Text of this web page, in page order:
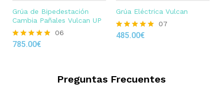
Grúa de Bipedestación
Cambia Pañales Vulcan UP
Rated
06
785.00€
Grúa Eléctrica Vulcan
Rated
07
485.00€
Preguntas Frecuentes